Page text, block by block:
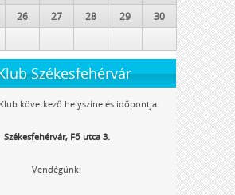
26 27 28 29
30
Székesfehérvár
következő helyszíne és időpontja:
Székesfehérvár, Fő utca 3.
Vendégünk: